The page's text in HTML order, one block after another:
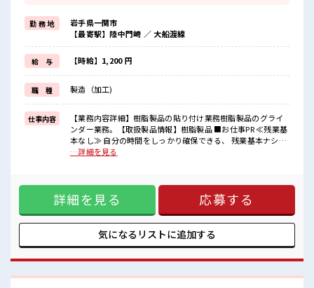
≪完全週休二日制≫
週末は家族や友人と一緒にプライベート満喫！
≪髪色自由で自分らしく働く≫
明るすぎたり奇抜でなければ基本的に自由！
(規定有)≪ラクラク制服アリ≫
制服があるので、
毎日の服装の悩み解消♪
≪未経験OKの仕事≫
新しいことにチャレンジするのは不安だけど、
しっかり働く環境が整っています！
イチからスキルUP・ステップUP目指していきましょう！
■職場の雰囲気
ストレス解消☆
ロッカーあり！
安心してお仕事に集中♪
勤 務 地
岩手県一関市
【最寄駅】陸中門崎 ／ 大船渡線
給 与 【時給】1,200 円
職 種 製造（加工)
仕事内容
【業務内容詳細】樹脂製品の貼り付け業務樹脂製品のグライ
ンダー業務。【取扱製品情報】樹脂製品 ■お仕事PR ≪残業基
本なし≫ 自分の時間をしっかり確保できる、 残業基本ナシの
お仕事♪ オンとオフをきっちり切り替えたい方にオススメ！
ければ基本的に自由！ (規定有)≪ラクラク制服アリ≫ 制服が
あるので、 毎日の服装の悩み解消♪ ≪未経験OKの仕事≫ 新
しいことにチャレンジするのは不安だけど、 しっかり働く環
境が整っています！ イチからスキルUP・ステップUP目指し
ていきましょう！ ■職場の雰囲気 派手すぎなければ多少のヘ
アカラーもOKなのはウレシイPoint☆ 休憩室で楽しくおしゃ
♪
…詳細を見る
詳細を見る 応募する
気になるリストに追加する